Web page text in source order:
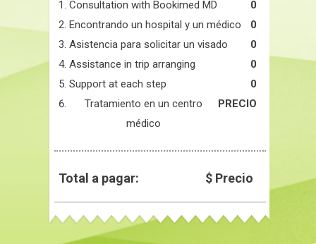
Consultation with Bookimed MD
0
Encontrando un hospital y un médico
0
Asistencia para solicitar un visado
0
Assistance in trip arranging
0
Support at each step
0
Tratamiento en un centro
médico
PRECIO
Total a pagar: $ Precio